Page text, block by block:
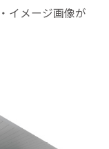
イメージ画像が